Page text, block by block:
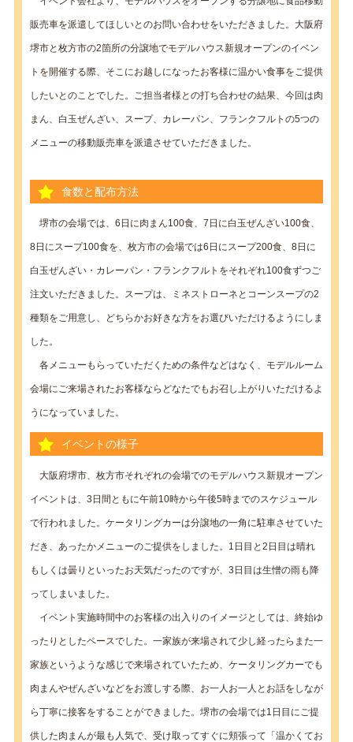
販売車を派遣してほしいとのお問い合わせをいただきました。大阪府
堺市と枚方市の2箇所の分譲地でモデルハウス新規オープンのイベン
トを開催する際、そこにお越しになったお客様に温かい食事をご提供
したいとのことでした。ご担当者様との打ち合わせの結果、今回は肉
まん、白玉ぜんざい、スープ、カレーパン、フランクフルトの5つの
メニューの移動販売車を派遣させていただきました。
食数と配布方法
堺市の会場では、6日に肉まん100食、7日に白玉ぜんざい100食、
8日にスープ100食を、枚方市の会場では6日にスープ200食、8日に
白玉ぜんざい・カレーパン・フランクフルトをそれぞれ100食ずつご
注文いただきました。スープは、ミネストローネとコーンスープの2
種類をご用意し、どちらかお好きな方をお選びいただけるようにしま
した。
各メニューもらっていただくための条件などはなく、モデルルーム
会場にご来場されたお客様ならどなたでもお召し上がりいただけるよ
うになっていました。
イベントの様子
大阪府堺市、枚方市それぞれの会場でのモデルハウス新規オープン
イベントは、3日間ともに午前10時から午後5時までのスケジュール
で行われました。ケータリングカーは分譲地の一角に駐車させていた
だき、あったかメニューのご提供をしました。1日目と2日目は晴れ
もしくは曇りといったお天気だったのですが、3日目は生憎の雨も降
ってしまいました。
イベント実施時間中のお客様の出入りのイメージとしては、終始ゆ
ったりとしたペースでした。一家族が来場されて少し経ったらまた一
家族というような感じで来場されていたため、ケータリングカーでも
肉まんやぜんざいなどをお渡しする際、お一人お一人とお話をしなが
ら丁寧に接客をすることができました。堺市の会場では1日目にご提
供した肉まんが最も人気で、受け取ってすぐに頬張って「温かくてお